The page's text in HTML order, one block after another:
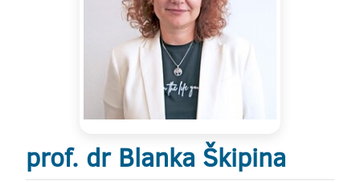
prof. dr Blanka Škipina